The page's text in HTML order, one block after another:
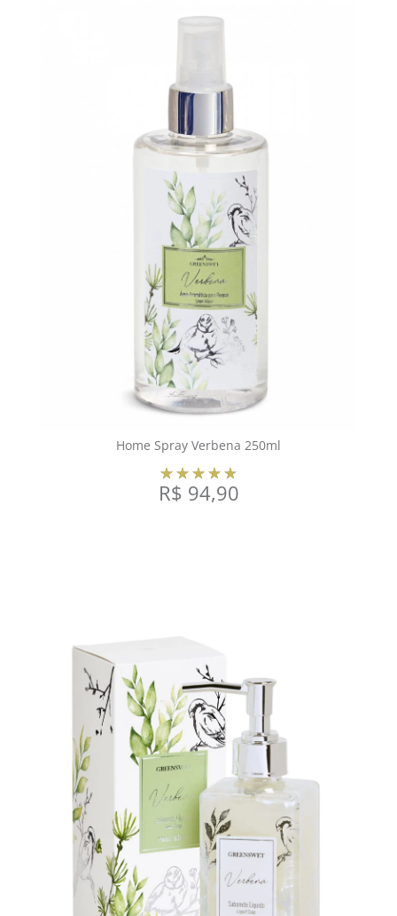
Home Spray Verbena 250ml
R$ 94,90